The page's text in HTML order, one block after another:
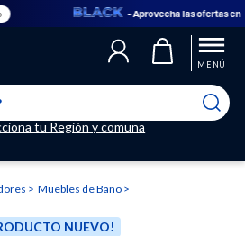
- Aprovecha las ofertas en
MENÚ
tu Región y comuna
sido eliminado correctamente
a tu lista de favoritos correctamente
favoritos permitidos, para agregar
y elimina los que ya no necesitas.
Muebles de Baño
NUEVO!